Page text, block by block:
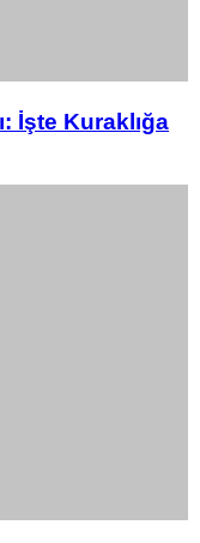
İşte Kuraklığa